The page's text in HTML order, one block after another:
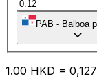
PAB - Balboa
1.00 HKD = 0,